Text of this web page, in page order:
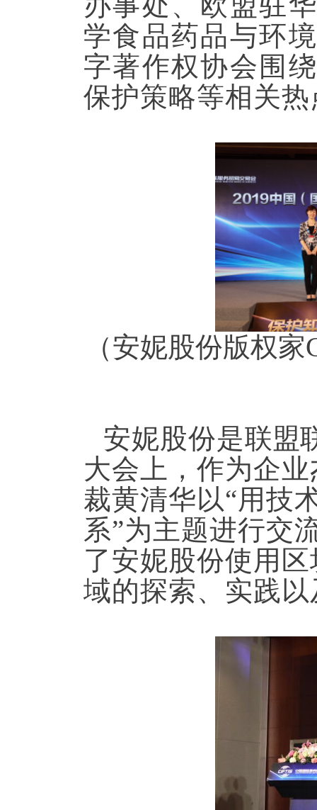
学食品药品与环
字著作权协会围
保护策略等相关
（安妮股份版权
安妮股份是联盟
大会上，作为企
裁黄清华以“用技
系”为主题进行交
了安妮股份使用
域的探索、实践